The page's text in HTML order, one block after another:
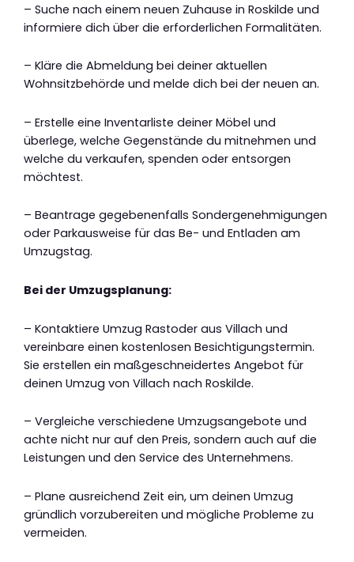
– Suche nach einem neuen Zuhause in Roskilde und
informiere dich über die erforderlichen Formalitäten.
– Kläre die Abmeldung bei deiner aktuellen
Wohnsitzbehörde und melde dich bei der neuen an.
– Erstelle eine Inventarliste deiner Möbel und
überlege, welche Gegenstände du mitnehmen und
welche du verkaufen, spenden oder entsorgen
möchtest.
– Beantrage gegebenenfalls Sondergenehmigungen
oder Parkausweise für das Be- und Entladen am
Umzugstag.
Bei der Umzugsplanung:
– Kontaktiere Umzug Rastoder aus Villach und
vereinbare einen kostenlosen Besichtigungstermin.
Sie erstellen ein maßgeschneidertes Angebot für
deinen Umzug von Villach nach Roskilde.
– Vergleiche verschiedene Umzugsangebote und
achte nicht nur auf den Preis, sondern auch auf die
Leistungen und den Service des Unternehmens.
– Plane ausreichend Zeit ein, um deinen Umzug
gründlich vorzubereiten und mögliche Probleme zu
vermeiden.